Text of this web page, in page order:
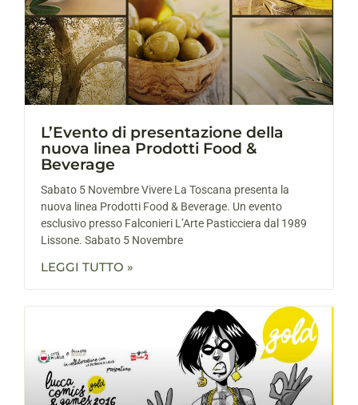
L’Evento di presentazione della
nuova linea Prodotti Food &
Beverage
Sabato 5 Novembre Vivere La Toscana presenta la
nuova linea Prodotti Food & Beverage. Un evento
esclusivo presso Falconieri L’Arte Pasticciera dal 1989
Lissone. Sabato 5 Novembre
LEGGI TUTTO »